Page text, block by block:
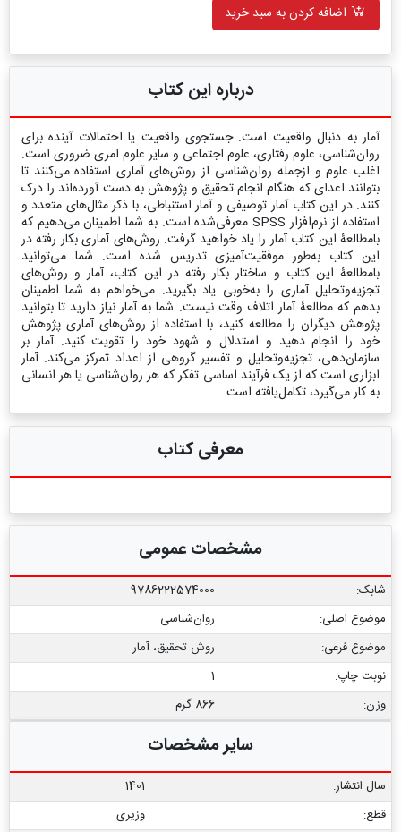
اضافه کردن به سبد خرید
درباره این کتاب
آمار به دنبال واقعیت است. جستجوی واقعیت یا احتمالات آینده برای
روان‌شناسی، علوم رفتاری، علوم اجتماعی و سایر علوم امری ضروری است.
اغلب علوم و ازجمله روان‌شناسی از روش‌های آماری استفاده می‌کنند تا
بتوانند اعدای که هنگام انجام تحقیق و پژوهش به دست آورده‌اند را درک
کنند. در این کتاب آمار توصیفی و آمار استنباطی، با ذکر مثال‌های متعدد و
استفاده از نرم‌افزار SPSS معرفی‌شده است. به شما اطمینان می‌دهیم که
بامطالعۀ این کتاب آمار را یاد خواهید گرفت. روش‌های آماری بکار رفته در
این کتاب به‌طور موفقیت‌آمیزی تدریس شده است. شما می‌توانید
بامطالعۀ این کتاب و ساختار بکار رفته در این کتاب، آمار و روش‌های
تجزیه‌وتحلیل آماری را به‌خوبی یاد بگیرید. می‌خواهم به شما اطمینان
بدهم که مطالعۀ آمار اتلاف وقت نیست. شما به آمار نیاز دارید تا بتوانید
پژوهش دیگران را مطالعه کنید، با استفاده از روش‌های آماری پژوهش
خود را انجام دهید و استدلال و شهود خود را تقویت کنید. آمار بر
سازمان‌دهی، تجزیه‌وتحلیل و تفسیر گروهی از اعداد تمرکز می‌کند. آمار
ابزاری است که از یک فرآیند اساسی تفکر که هر روان‌شناسی یا هر انسانی
به کار می‌گیرد، تکامل‌یافته است
معرفی کتاب
مشخصات عمومی
شابک:
9786222574000
موضوع اصلی:
روان‌شناسی
موضوع فرعی:
روش تحقیق، آمار
نوبت چاپ:
1
وزن:
866 گرم
سایر مشخصات
سال انتشار:
1401
قطع:
وزیری